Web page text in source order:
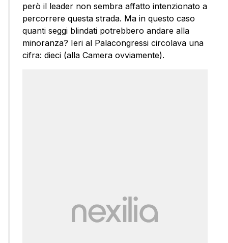
però il leader non sembra affatto intenzionato a
percorrere questa strada. Ma in questo caso
quanti seggi blindati potrebbero andare alla
minoranza? Ieri al Palacongressi circolava una
cifra: dieci (alla Camera ovviamente).